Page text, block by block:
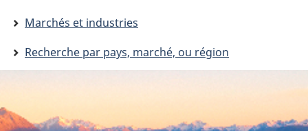
are
here:
Marchés et industries
Recherche par pays, marché, ou région